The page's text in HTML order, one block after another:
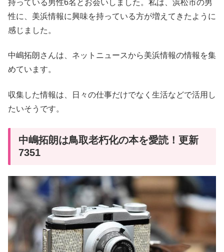
持っている男性6名とお会いしました。私は、浜松市の男
性に、美浜情報に興味を持っている方が増えてきたように
感じました。
中嶋拓朗さんは、ネットニュースから美浜情報の情報を集
めています。
収集した情報は、日々の仕事だけでなく生活などで活用し
たいそうです。
中嶋拓朗は鳥取老朽化の本を愛読！更新
7351